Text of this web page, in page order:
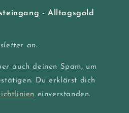
- Alltagsgold
an.
auch deinen Spam, um
Du erklärst dich
einverstanden.